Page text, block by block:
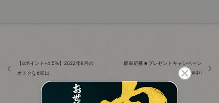
【dポイント+4.5%】2022年9月の
オトクなd曜日
簡単応募★プレゼントキャンペーン
開催中!